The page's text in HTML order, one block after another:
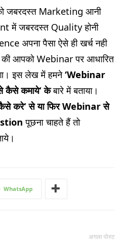
जबरदस्त Marketing आनी
में जबरदस्त Quality होनी
अपना पैसा ऐसे ही खर्च नही
की आपको Webinar पर आधारित
इस लेख में हमने‘Webinar
कैसे कमाये‘केबारे में बताया।
करे‘से या फिरWebinarसे
पूछना चाहते हैं तो
WhatsApp
अगला पोस्ट